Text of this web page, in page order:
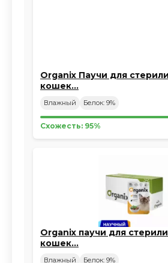
Organix Паучи для
кошек…
Влажный Белок: 9%
Схожесть: 95%
Organix паучи для
кошек…
Влажный Белок: 9%